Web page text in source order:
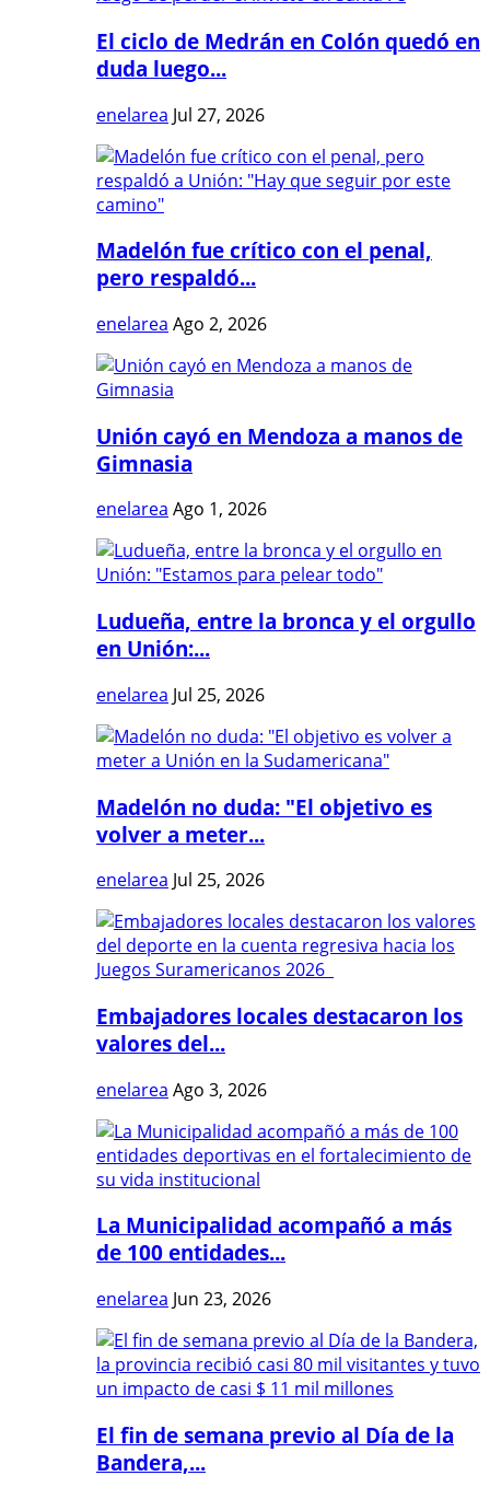
El ciclo de Medrán en Colón quedó en
duda luego...
enelarea Jul 27, 2026
Madelón fue crítico con el penal,
pero respaldó...
enelarea Ago 2, 2026
Unión cayó en Mendoza a manos de
Gimnasia
enelarea Ago 1, 2026
Ludueña, entre la bronca y el orgullo
en Unión:...
enelarea Jul 25, 2026
Madelón no duda: "El objetivo es
volver a meter...
enelarea Jul 25, 2026
Embajadores locales destacaron los
valores del...
enelarea Ago 3, 2026
La Municipalidad acompañó a más
de 100 entidades...
enelarea Jun 23, 2026
El fin de semana previo al Día de la
Bandera,...